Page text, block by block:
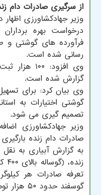
از سرگیری صادرات دام
وزیر جهادکشاورزی
درخواست بهره
فرآورده های گوشتی و
رسانی شده است.
وی افزود:
گزارش شده است.
وی بیان کرد: برای
گوشتی اختیارات به
تصمیم گیری می شود.
وزیر جهادکشاورزی
صادرات دام زنده
به گزارش آبیاری به نقل
گوسفند حدود ۵۰ هزار تومان تعیین شده است.